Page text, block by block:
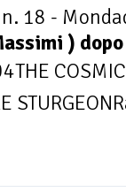
n. 18 -
)